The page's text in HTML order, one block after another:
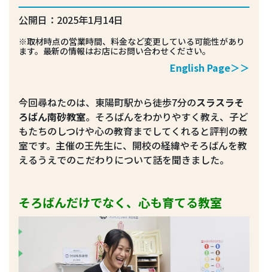
公開日：2025年1月14日
※取材時点の営業時間、料金など変更している可能性があり
ます。最新の情報はお店にお問い合わせください。
English Page＞＞
今回尋ねたのは、東陽町駅から徒歩7分のスラスラそ
ろばん南砂教室。そろばんをわかりやすく教え、子ど
もたちのしつけや心の教育までしてくれると評判の教
室です。主催の王先生に、開校の経緯やそろばんを教
えるうえでのこだわりについて話を聞きました。
そろばんだけでなく、心も育てる教室